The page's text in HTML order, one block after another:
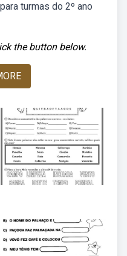
turmas do 2º ano
the button below.